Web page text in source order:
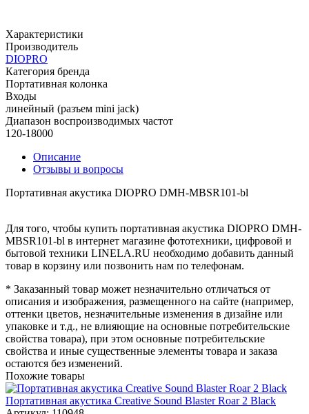
Характеристики
Производитель
DIOPRO
Категория бренда
Портативная колонка
Входы
линейный (разъем mini jack)
Диапазон воспроизводимых частот
120-18000
Описание
Отзывы и вопросы
Портативная акустика DIOPRO DMH-MBSR101-bl
Для того, чтобы купить портативная акустика DIOPRO DMH-
MBSR101-bl в интернет магазине фототехники, цифровой и
бытовой техники LINELA.RU необходимо добавить данный
товар в корзину или позвонить нам по телефонам.
* Заказанный товар может незначительно отличаться от
описания и изображения, размещенного на сайте (например,
оттенки цветов, незначительные изменения в дизайне или
упаковке и т.д., не влияющие на основные потребительские
свойства товара), при этом основные потребительские
свойства и иные существенные элементы товара и заказа
остаются без изменений.
Похожие товары
Портативная акустика Creative Sound Blaster Roar 2 Black